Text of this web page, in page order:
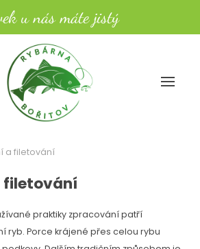
u nás máte jistý
a filetování
filetování
praktiky zpracování patří
ryb. Porce krájené přes celou rybu